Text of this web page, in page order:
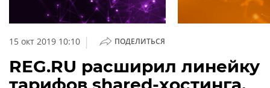
обзоры
кабинет
15 окт 2019 10:10 | ПОДЕЛИТЬСЯ
REG.RU расширил линейку